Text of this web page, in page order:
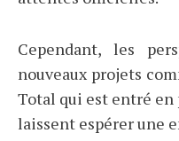
Cependant, les
nouveaux projets
Total qui est entré
laissent espérer une